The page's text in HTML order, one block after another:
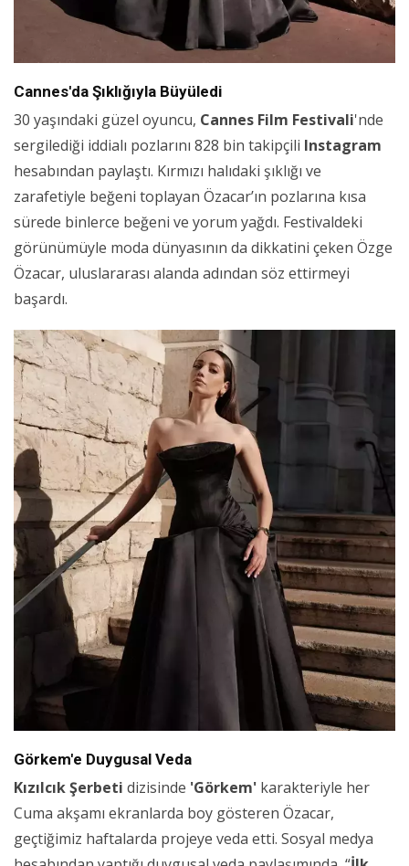
Cannes'da Şıklığıyla Büyüledi
30 yaşındaki güzel oyuncu, Cannes Film Festivali'nde
sergilediği iddialı pozlarını 828 bin takipçili Instagram
hesabından paylaştı. Kırmızı halıdaki şıklığı ve
zarafetiyle beğeni toplayan Özacar’ın pozlarına kısa
sürede binlerce beğeni ve yorum yağdı. Festivaldeki
görünümüyle moda dünyasının da dikkatini çeken Özge
Özacar, uluslararası alanda adından söz ettirmeyi
başardı.
Görkem'e Duygusal Veda
Kızılcık Şerbeti dizisinde 'Görkem' karakteriyle her
Cuma akşamı ekranlarda boy gösteren Özacar,
geçtiğimiz haftalarda projeye veda etti. Sosyal medya